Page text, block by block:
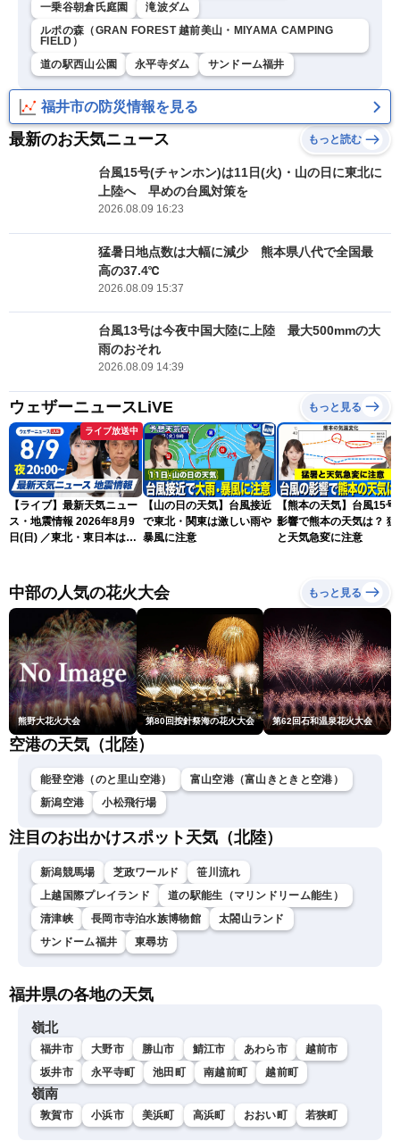
一乗谷朝倉氏庭園
滝波ダム
ルポの森（GRAN FOREST 越前美山・MIYAMA CAMPING
FIELD）
道の駅西山公園
永平寺ダム サンドーム福井
福井市の防災情報を見る
最新のお天気ニュース もっと読む
台風15号(チャンホン)は11日(火)・山の日に東北に
上陸へ 早めの台風対策を
2026.08.09 16:23
猛暑日地点数は大幅に減少 熊本県八代で全国最
高の37.4℃
2026.08.09 15:37
台風13号は今夜中国大陸に上陸 最大500mmの大
雨のおそれ
2026.08.09 14:39
ウェザーニュースLiVE もっと見る
ライブ放送中
【ライブ】最新天気ニュー
ス・地震情報 2026年8月9
日(日) ／東北・東日本は急
衣／芳野達郎〉
【山の日の天気】台風接近
で東北・関東は激しい雨や
暴風に注意
【熊本の天気】台風15号
影響で熊本の天気は？ 猛
と天気急変に注意
中部の人気の花火大会 もっと見る
熊野大花火大会 第80回按針祭海の花火大会 第62回石和温泉花火大会
空港の天気（北陸）
能登空港（のと里山空港）
富山空港（富山きときと空港）
新潟空港
小松飛行場
注目のお出かけスポット天気（北陸）
新潟競馬場 芝政ワールド
笹川流れ
上越国際プレイランド
道の駅能生（マリンドリーム能生）
清津峡
長岡市寺泊水族博物館
太閤山ランド
サンドーム福井
東尋坊
福井県の各地の天気
嶺北
福井市 大野市 勝山市 鯖江市 あわら市
越前市
坂井市
永平寺町 池田町 南越前町 越前町
嶺南
敦賀市 小浜市 美浜町 高浜町 おおい町 若狭町